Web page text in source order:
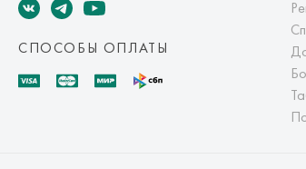
СПОСОБЫ ОПЛАТЫ